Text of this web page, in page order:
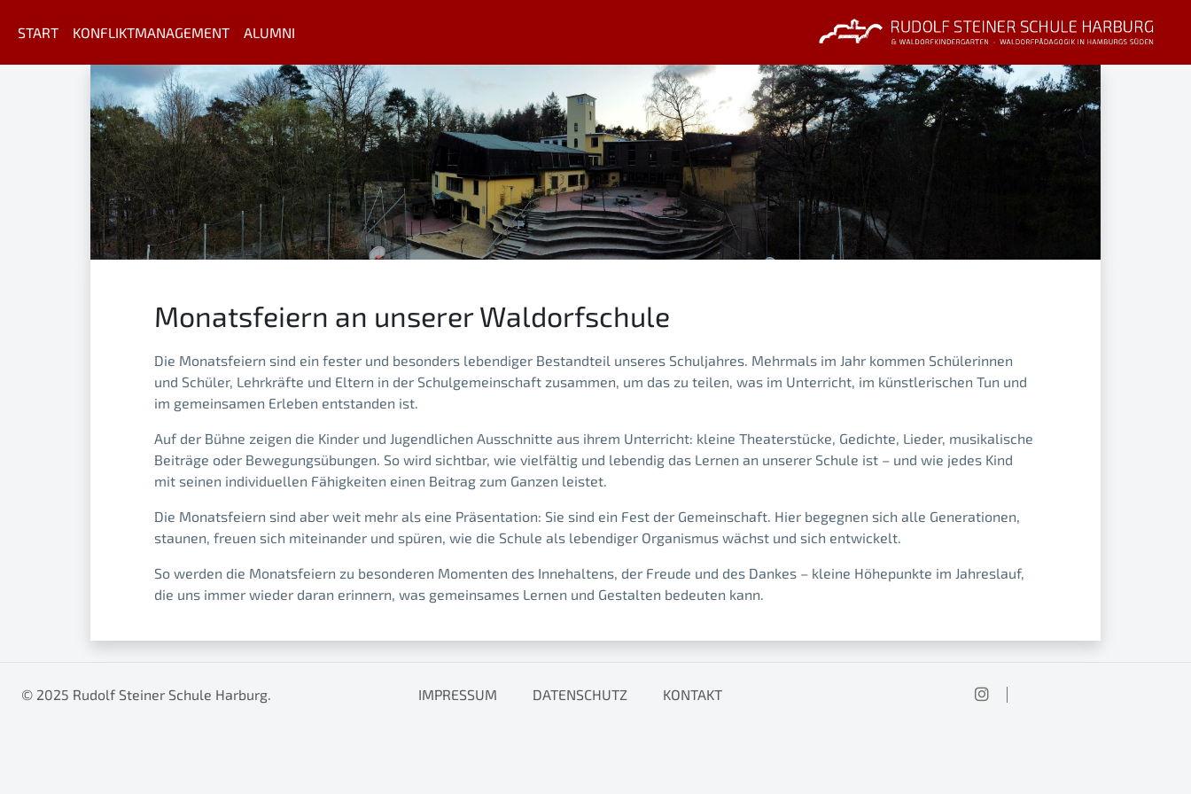
START KONFLIKTMANAGEMENT ALUMNI
Monatsfeiern an unserer Waldorfschule
Die Monatsfeiern sind ein fester und besonders lebendiger Bestandteil unseres Schuljahres. Mehrmals im Jahr kommen Schülerinnen
und Schüler, Lehrkräfte und Eltern in der Schulgemeinschaft zusammen, um das zu teilen, was im Unterricht, im künstlerischen Tun und
im gemeinsamen Erleben entstanden ist.
Auf der Bühne zeigen die Kinder und Jugendlichen Ausschnitte aus ihrem Unterricht: kleine Theaterstücke, Gedichte, Lieder, musikalische
Beiträge oder Bewegungsübungen. So wird sichtbar, wie vielfältig und lebendig das Lernen an unserer Schule ist – und wie jedes Kind
mit seinen individuellen Fähigkeiten einen Beitrag zum Ganzen leistet.
Die Monatsfeiern sind aber weit mehr als eine Präsentation: Sie sind ein Fest der Gemeinschaft. Hier begegnen sich alle Generationen,
staunen, freuen sich miteinander und spüren, wie die Schule als lebendiger Organismus wächst und sich entwickelt.
So werden die Monatsfeiern zu besonderen Momenten des Innehaltens, der Freude und des Dankes – kleine Höhepunkte im Jahreslauf,
die uns immer wieder daran erinnern, was gemeinsames Lernen und Gestalten bedeuten kann.
© 2025 Rudolf Steiner Schule Harburg. IMPRESSUM DATENSCHUTZ KONTAKT